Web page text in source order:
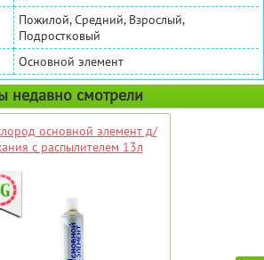
Пожилой, Средний, Взрослый,
Подростковый
Основной элемент
недавно смотрели
основной элемент д/
с распылителем 13л